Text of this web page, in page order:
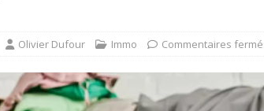
Olivier Dufour Immo Commentaires